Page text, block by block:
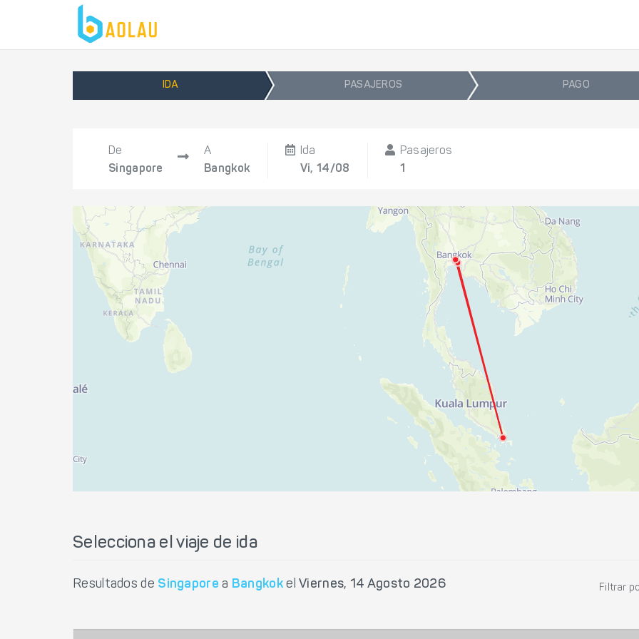
IDA PASAJEROS PAGO
De
Singapore
A
Bangkok
Ida
Vi, 14/08
Pasajeros
1
Selecciona el viaje de ida
Resultados de Singapore a Bangkokel Viernes, 14 Agosto 2026 Filtrar